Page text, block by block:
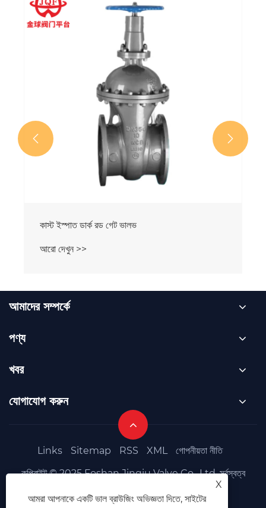
কাস্ট ইস্পাত ডার্ক রড গেট ভালভ
আরো দেখুন >>
 
আমাদের সম্পর্কে
পণ্য
খবর
যোগাযোগ করুন
Links Sitemap RSS XML
গোপনীয়তা নীতি
কপিরাইট © 2025 Foshan Jinqiu Valve Co., Ltd. সর্বস্বত্ব
X
আমরা আপনাকে একটি ভাল ব্রাউজিং অভিজ্ঞতা দিতে, সাইটের